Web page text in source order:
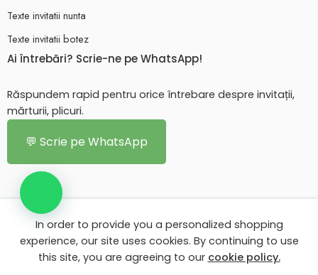
Texte invitatii nunta
Texte invitatii botez
Ai întrebări? Scrie-ne pe WhatsApp!
Răspundem rapid pentru orice întrebare despre invitații,
mărturii, plicuri.
💬 Scrie pe WhatsApp
© 2026 - Toate drepturile rezervate. eMarturii.ro!
Contul meu eMarturii Despre eMarturii Texte invitatii nunta
In order to provide you a personalized shopping
experience, our site uses cookies. By continuing to use
this site, you are agreeing to our cookie policy.